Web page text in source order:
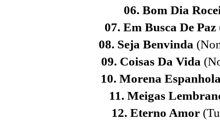
06. Bom Dia
07. Em Busca De Paz
08. Seja Benvinda
09. Coisas Da Vida
10. Morena
11. Meigas
12. Eterno Amor